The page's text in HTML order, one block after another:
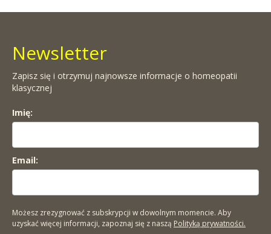
Newsletter
Zapisz się i otrzymuj najnowsze informacje o homeopatii
klasycznej
Imię:
Email:
Możesz zrezygnować z subskrypcji w dowolnym momencie. Aby
uzyskać więcej informacji, zapoznaj się z naszą Polityką prywatności.